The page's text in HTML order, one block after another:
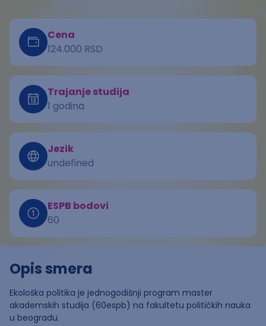
Cena
124.000 RSD
Trajanje studija
1 godina
Jezik
undefined
ESPB bodovi
60
Opis smera
Ekološka politika je jednogodišnji program master
akademskih studija (60espb) na fakultetu političkih nauka
u beogradu.